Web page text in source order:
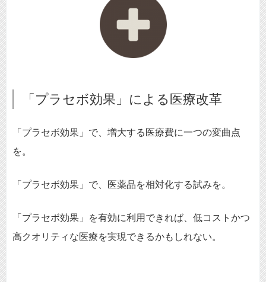
「プラセボ効果」による医療改革
「プラセボ効果」で、増大する医療費に一つの変曲点
を。
「プラセボ効果」で、医薬品を相対化する試みを。
「プラセボ効果」を有効に利用できれば、低コストかつ
高クオリティな医療を実現できるかもしれない。